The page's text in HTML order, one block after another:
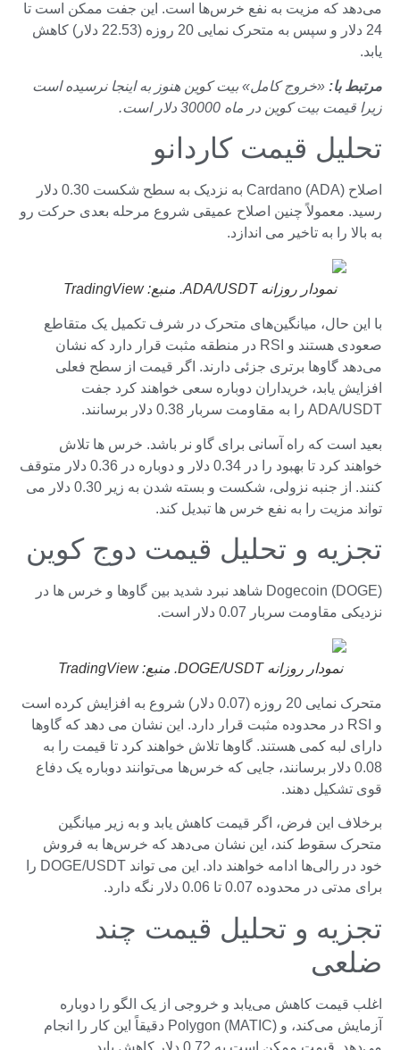
می‌دهد که مزیت به نفع خرس‌ها است. این جفت ممکن است تا
24 دلار و سپس به متحرک نمایی 20 روزه (22.53 دلار) کاهش
یابد.
مرتبط با: «خروج کامل» بیت کوین هنوز به اینجا نرسیده است
زیرا قیمت بیت کوین در ماه 30000 دلار است.
تحلیل قیمت کاردانو
اصلاح Cardano (ADA) به نزدیک به سطح شکست 0.30 دلار
رسید. معمولاً چنین اصلاح عمیقی شروع مرحله بعدی حرکت رو
به بالا را به تاخیر می اندازد.
نمودار روزانه ADA/USDT. منبع: TradingView
با این حال، میانگین‌های متحرک در شرف تکمیل یک متقاطع
صعودی هستند و RSI در منطقه مثبت قرار دارد که نشان
می‌دهد گاوها برتری جزئی دارند. اگر قیمت از سطح فعلی
افزایش یابد، خریداران دوباره سعی خواهند کرد جفت
ADA/USDT را به مقاومت سربار 0.38 دلار برسانند.
بعید است که راه آسانی برای گاو نر باشد. خرس ها تلاش
خواهند کرد تا بهبود را در 0.34 دلار و دوباره در 0.36 دلار متوقف
کنند. از جنبه نزولی، شکست و بسته شدن به زیر 0.30 دلار می
تواند مزیت را به نفع خرس ها تبدیل کند.
تجزیه و تحلیل قیمت دوج کوین
Dogecoin (DOGE) شاهد نبرد شدید بین گاوها و خرس ها در
نزدیکی مقاومت سربار 0.07 دلار است.
نمودار روزانه DOGE/USDT. منبع: TradingView
متحرک نمایی 20 روزه (0.07 دلار) شروع به افزایش کرده است
و RSI در محدوده مثبت قرار دارد. این نشان می دهد که گاوها
دارای لبه کمی هستند. گاوها تلاش خواهند کرد تا قیمت را به
0.08 دلار برسانند، جایی که خرس‌ها می‌توانند دوباره یک دفاع
قوی تشکیل دهند.
برخلاف این فرض، اگر قیمت کاهش یابد و به زیر میانگین
متحرک سقوط کند، این نشان می‌دهد که خرس‌ها به فروش
خود در رالی‌ها ادامه خواهند داد. این می تواند DOGE/USDT را
برای مدتی در محدوده 0.07 تا 0.06 دلار نگه دارد.
تجزیه و تحلیل قیمت چند
ضلعی
اغلب قیمت کاهش می‌یابد و خروجی از یک الگو را دوباره
آزمایش می‌کند، و Polygon (MATIC) دقیقاً این کار را انجام
می‌دهد. قیمت ممکن است به 0.72 دلار کاهش یابد.